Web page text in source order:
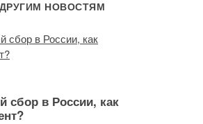
НОВОСТЯМ
сбор в России, как